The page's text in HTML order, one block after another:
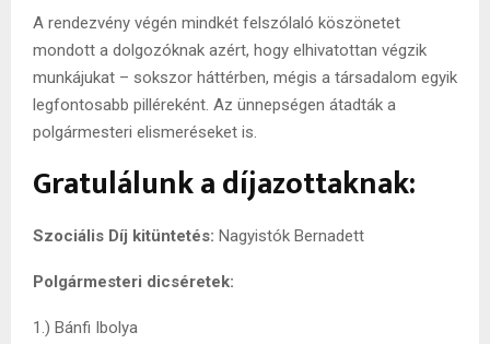
A rendezvény végén mindkét felszólaló köszönetet
mondott a dolgozóknak azért, hogy elhivatottan végzik
munkájukat – sokszor háttérben, mégis a társadalom egyik
legfontosabb pilléreként. Az ünnepségen átadták a
polgármesteri elismeréseket is.
Gratulálunk a díjazottaknak:
Szociális Díj kitüntetés: Nagyistók Bernadett
Polgármesteri dicséretek:
1.) Bánfi Ibolya